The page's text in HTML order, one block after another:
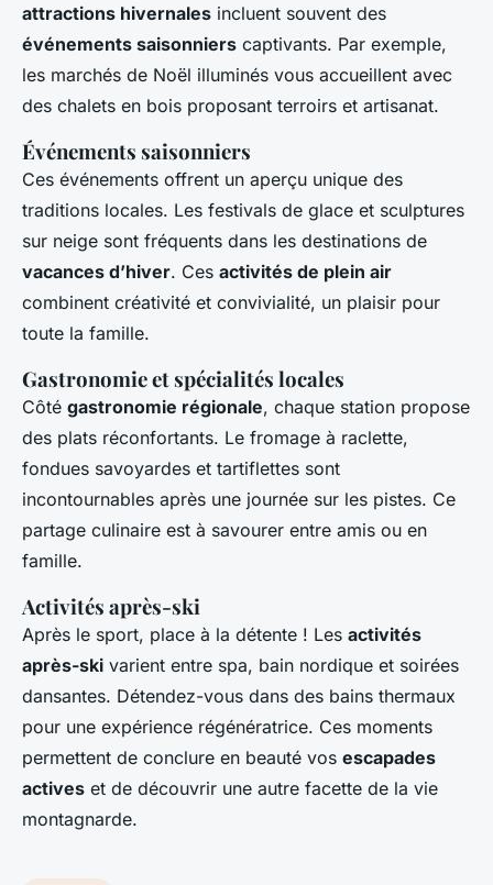
attractions hivernales incluent souvent des
événements saisonniers captivants. Par exemple,
les marchés de Noël illuminés vous accueillent avec
des chalets en bois proposant terroirs et artisanat.
Événements saisonniers
Ces événements offrent un aperçu unique des
traditions locales. Les festivals de glace et sculptures
sur neige sont fréquents dans les destinations de
vacances d’hiver. Ces activités de plein air
combinent créativité et convivialité, un plaisir pour
toute la famille.
Gastronomie et spécialités locales
Côté gastronomie régionale, chaque station propose
des plats réconfortants. Le fromage à raclette,
fondues savoyardes et tartiflettes sont
incontournables après une journée sur les pistes. Ce
partage culinaire est à savourer entre amis ou en
famille.
Activités après-ski
Après le sport, place à la détente ! Les activités
après-ski varient entre spa, bain nordique et soirées
dansantes. Détendez-vous dans des bains thermaux
pour une expérience régénératrice. Ces moments
permettent de conclure en beauté vos escapades
actives et de découvrir une autre facette de la vie
montagnarde.